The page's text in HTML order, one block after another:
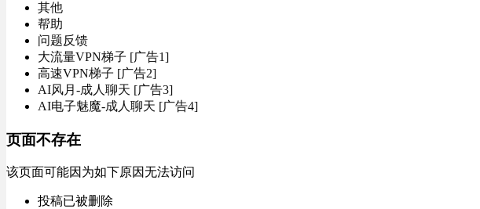
其他
帮助
问题反馈
大流量VPN梯子 [广告1]
高速VPN梯子 [广告2]
AI风月-成人聊天 [广告3]
AI电子魅魔-成人聊天 [广告4]
页面不存在
该页面可能因为如下原因无法访问
投稿已被删除